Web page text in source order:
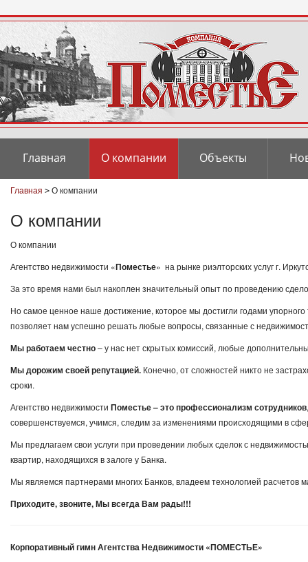
Главная О компании Объекты
Главная > О компании
О компании
О компании
Агентство недвижимости «Поместье» на рынке риэлторских услуг г.
За это время нами был накоплен значительный опыт по проведению
Но самое ценное наше достижение, которое мы достигли годами упорного
позволяет нам успешно решать любые вопросы, связанные с
Мыработаем честно– у нас нет скрытых комиссий, любые
Мыдорожим своейрепутацией. Конечно, от сложностей никто не
сроки.
Агентство недвижимости Поместье–этопрофессионализм сотрудников
совершенствуемся, учимся, следим за изменениями происходящими в
Мы предлагаем свои услуги при проведении любых сделок с
квартир, находящихся в залоге у Банка.
Мы являемся партнерами многих Банков, владеем технологией
Приходите,звоните,МывсегдаВам рады!!!
КорпоративныйгимнАгентстваНедвижимости «ПОМЕСТЬЕ»